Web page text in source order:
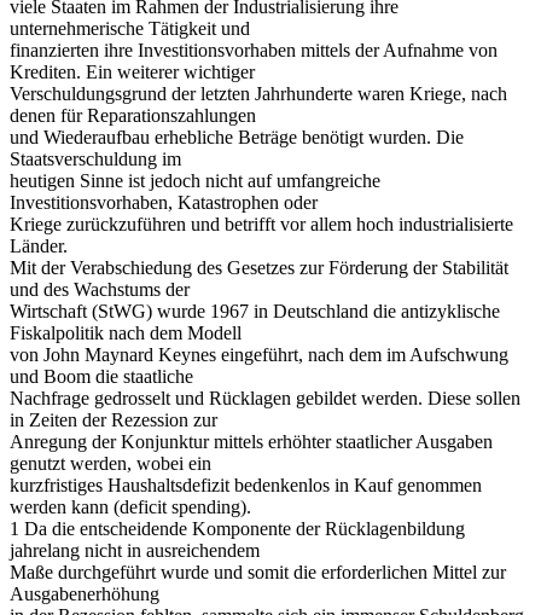
viele Staaten im Rahmen der Industrialisierung ihre
unternehmerische Tätigkeit und
finanzierten ihre Investitionsvorhaben mittels der Aufnahme von
Krediten. Ein weiterer wichtiger
Verschuldungsgrund der letzten Jahrhunderte waren Kriege, nach
denen für Reparationszahlungen
und Wiederaufbau erhebliche Beträge benötigt wurden. Die
Staatsverschuldung im
heutigen Sinne ist jedoch nicht auf umfangreiche
Investitionsvorhaben, Katastrophen oder
Kriege zurückzuführen und betrifft vor allem hoch industrialisierte
Länder.
Mit der Verabschiedung des Gesetzes zur Förderung der Stabilität
und des Wachstums der
Wirtschaft (StWG) wurde 1967 in Deutschland die antizyklische
Fiskalpolitik nach dem Modell
von John Maynard Keynes eingeführt, nach dem im Aufschwung
und Boom die staatliche
Nachfrage gedrosselt und Rücklagen gebildet werden. Diese sollen
in Zeiten der Rezession zur
Anregung der Konjunktur mittels erhöhter staatlicher Ausgaben
genutzt werden, wobei ein
kurzfristiges Haushaltsdefizit bedenkenlos in Kauf genommen
werden kann (deficit spending).
1 Da die entscheidende Komponente der Rücklagenbildung
jahrelang nicht in ausreichendem
Maße durchgeführt wurde und somit die erforderlichen Mittel zur
Ausgabenerhöhung